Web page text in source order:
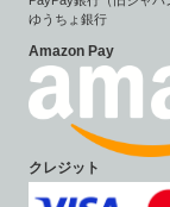
ゆうちょ銀行
Amazon Pay
クレジット